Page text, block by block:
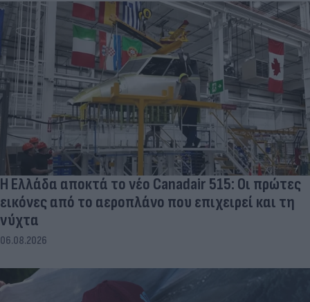
Η Ελλάδα αποκτά το νέο Canadair 515: Οι πρώτες
εικόνες από το αεροπλάνο που επιχειρεί και τη
νύχτα
06.08.2026